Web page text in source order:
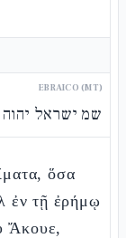
EBRAICO (MT)
שמ ישראל יהוה
ὅσα
ἐν τῇ ἐρήμῳ
Ἄκουε,